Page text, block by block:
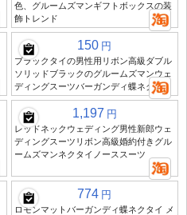
色、グルームズマンギフトボックスの装
飾トレンド
150 円
ブラックタイの男性用リボン高級ダブル
ソリッドブラックのグルームズマンウェ
ディングスーツバーガンディ蝶ネクタイ
1,197 円
レッドネックウェディング男性新郎ウェ
ディングスーツリボン高級婚約付きグル
ームズマンネクタイノーススーツ
774 円
ロモンマットバーガンディ蝶ネクタイ メ